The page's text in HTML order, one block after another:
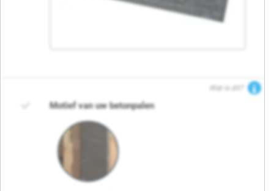
Wat is dit?
Motief van uw betonpalen